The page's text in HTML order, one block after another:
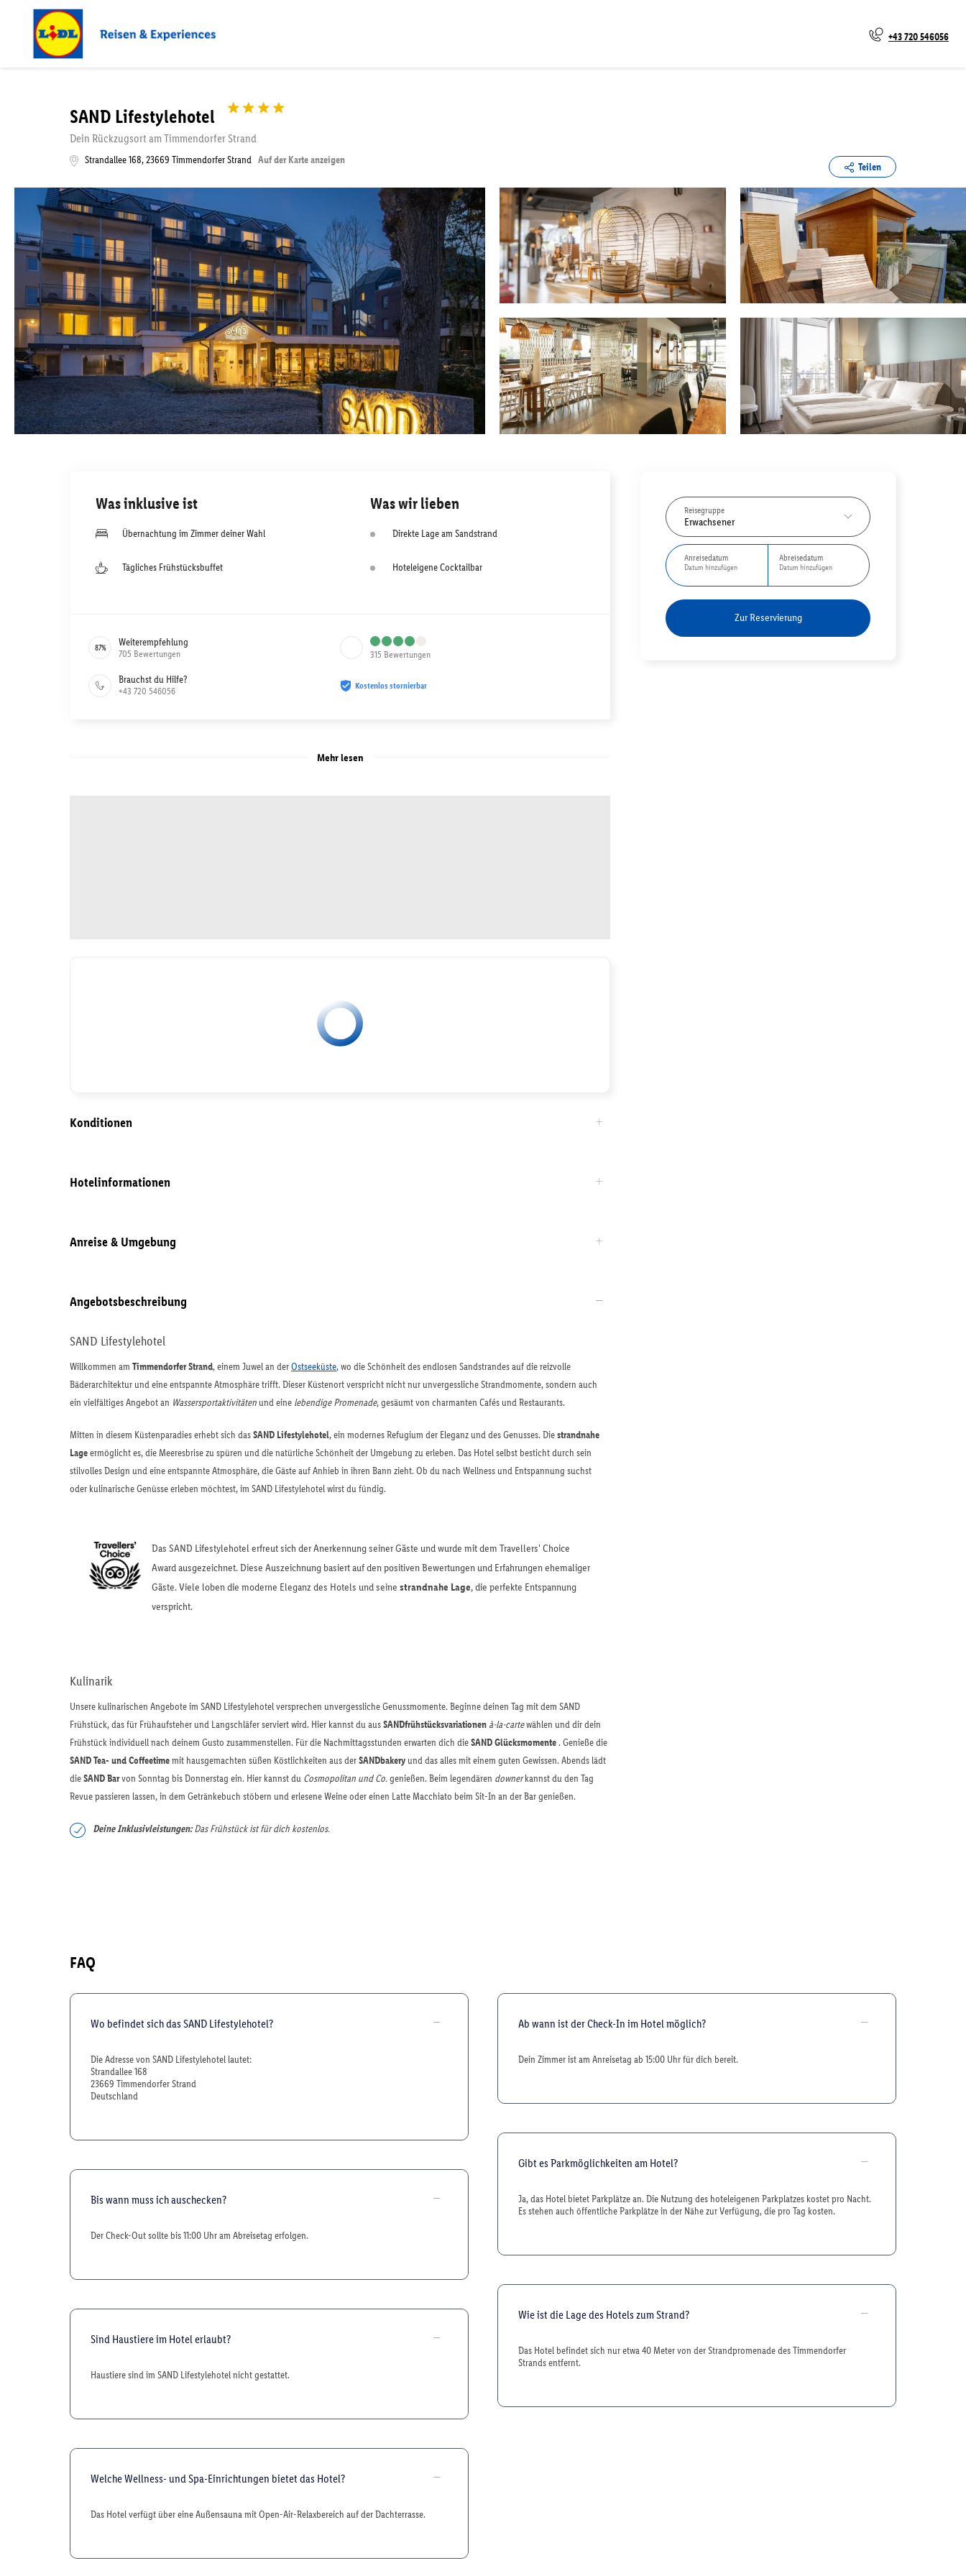
+43 720 546056
SAND Lifestylehotel
Dein Rückzugsort am Timmendorfer Strand
Strandallee 168,23669 Timmendorfer Strand Auf der Karte anzeigen
Teilen
Reisegruppe
Erwachsener
Anreisedatum
Datum hinzufügen
Abreisedatum
Datum hinzufügen
Zur Reservierung
Was inklusive ist
Übernachtung im Zimmer deiner Wahl
Tägliches Frühstücksbuffet
Was wir lieben
Direkte Lage am Sandstrand
Hoteleigene Cocktailbar
87% Weiterempfehlung
705 Bewertungen 315 Bewertungen
Brauchst du Hilfe?
+43 720 546056 Kostenlos stornierbar
Mehr lesen
Konditionen
Hotelinformationen
Anreise & Umgebung
Angebotsbeschreibung
SAND Lifestylehotel
Willkommen am Timmendorfer Strand, einem Juwel an derOstseeküste, wo die Schönheit des endlosen Sandstrandes auf die reizvolle
Bäderarchitektur und eine entspannte Atmosphäre trifft. Dieser Küstenort verspricht nicht nur unvergessliche Strandmomente, sondern auch
ein vielfältiges Angebot an Wassersportaktivitäten und eine lebendige Promenade, gesäumt von charmanten Cafés und Restaurants.
Mitten in diesem Küstenparadies erhebt sich dasSAND Lifestylehotel, ein modernes Refugium der Eleganz und des Genusses. Diestrandnahe
Lageermöglicht es, die Meeresbrise zu spüren und die natürliche Schönheit der Umgebung zu erleben. Das Hotel selbst besticht durch sein
stilvolles Design und eine entspannte Atmosphäre, die Gäste auf Anhieb in ihren Bann zieht. Ob du nach Wellness und Entspannung suchst
oder kulinarische Genüsse erleben möchtest, im SAND Lifestylehotel wirst du fündig.
Das SAND Lifestylehotel erfreut sich der Anerkennung seiner Gäste und wurde mit dem Travellers' Choice
Award ausgezeichnet. Diese Auszeichnung basiert auf den positiven Bewertungen und Erfahrungen ehemaliger
Gäste. Viele loben die moderne Eleganz des Hotels und seine strandnahe Lage, die perfekte Entspannung
verspricht.
Kulinarik
Unsere kulinarischen Angebote im SAND Lifestylehotel versprechen unvergessliche Genussmomente. Beginne deinen Tag mit dem SAND
Frühstück, das für Frühaufsteher und Langschläfer serviert wird. Hier kannst du ausSANDfrühstücksvariationen à-la-cartewählen und dir dein
Frühstück individuell nach deinem Gusto zusammenstellen. Für die Nachmittagsstunden erwarten dich dieSAND Glücksmomente. Genieße die
SAND Tea- und Coffeetimemit hausgemachten süßen Köstlichkeiten aus derSANDbakery und das alles mit einem guten Gewissen. Abends lädt
dieSAND Barvon Sonntag bis Donnerstag ein. Hier kannst du Cosmopolitan und Co.genießen. Beim legendären downerkannst du den Tag
Revue passieren lassen, in dem Getränkebuch stöbern und erlesene Weine oder einen Latte Macchiato beim Sit-In an der Bar genießen.
Deine Inklusivleistungen:Das Frühstück ist für dich kostenlos.
FAQ
Wo befindet sich das SAND Lifestylehotel?
Die Adresse von SAND Lifestylehotel lautet:
Strandallee 168
23669 Timmendorfer Strand
Deutschland
Bis wann muss ich auschecken?
Der Check-Out sollte bis 11:00 Uhr am Abreisetag erfolgen.
Sind Haustiere im Hotel erlaubt?
Haustiere sind im SAND Lifestylehotel nicht gestattet.
Welche Wellness- und Spa-Einrichtungen bietet das Hotel?
Das Hotel verfügt über eine Außensauna mit Open-Air-Relaxbereich auf der Dachterrasse.
Ab wann ist der Check-In im Hotel möglich?
Dein Zimmer ist am Anreisetag ab 15:00 Uhr für dich bereit.
Gibt es Parkmöglichkeiten am Hotel?
Ja, das Hotel bietet Parkplätze an. Die Nutzung des hoteleigenen Parkplatzes kostet pro Nacht.
Es stehen auch öffentliche Parkplätze in der Nähe zur Verfügung, die pro Tag kosten.
Wie ist die Lage des Hotels zum Strand?
Das Hotel befindet sich nur etwa 40 Meter von der Strandpromenade des Timmendorfer
Strands entfernt.